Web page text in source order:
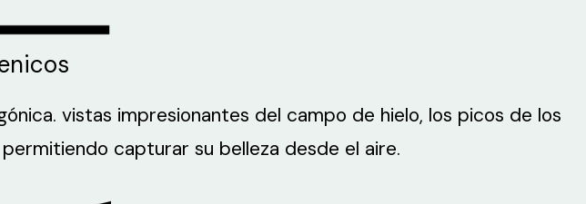
vistas impresionantes del campo de hielo, los picos de los
capturar su belleza desde el aire.